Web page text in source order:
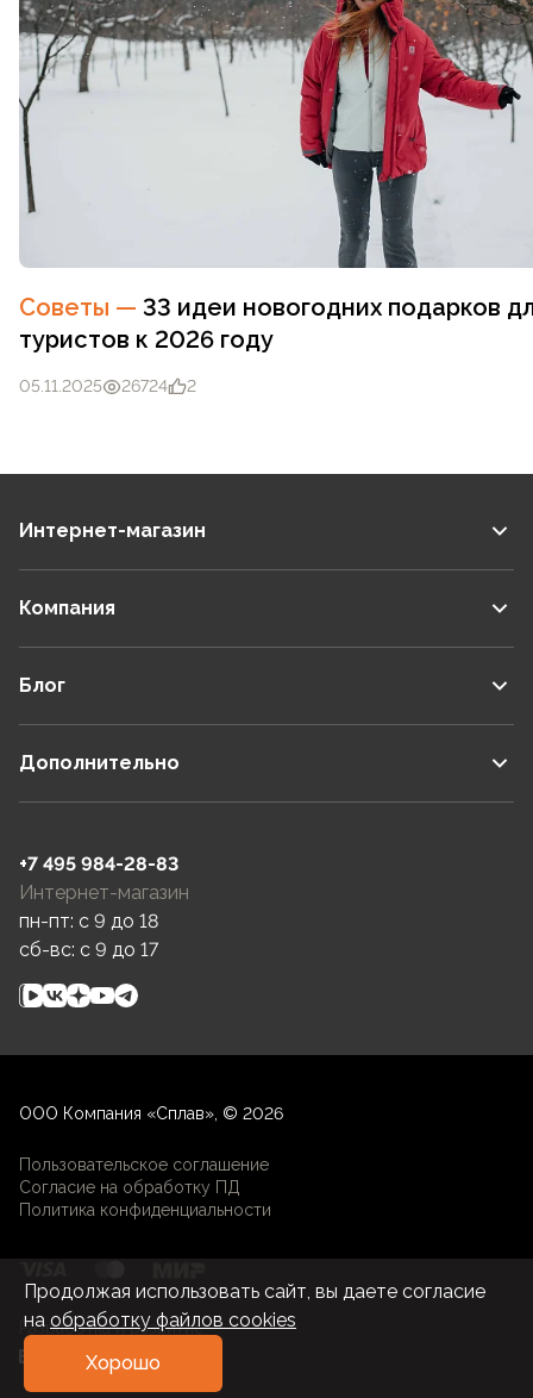
Советы — 33 идеи новогодних подарков
туристов к 2026 году
05.11.2025 26724 2
Интернет-магазин
Компания
Блог
Дополнительно
+7 495 984-28-83
Интернет-магазин
пн-пт: c 9 до 18
сб-вс: c 9 до 17
ООО Компания «Сплав», © 2026
Пользовательское соглашение
Согласие на обработку ПД
Политика конфиденциальности
Разработка и развитие
Продолжая использовать сайт, вы даете согласие
на обработку файлов cookies
Хорошо